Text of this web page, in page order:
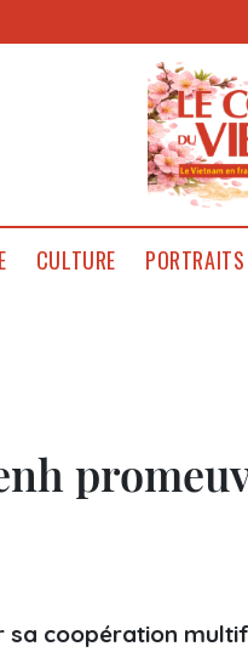
CULTURE PORTRAITS
coopération